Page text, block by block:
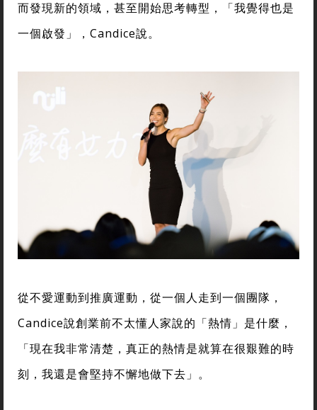
而發現新的領域，甚至開始思考轉型，「我覺得也是
一個啟發」，Candice說。
從不愛運動到推廣運動，從一個人走到一個團隊，
Candice說創業前不太懂人家說的「熱情」是什麼，
「現在我非常清楚，真正的熱情是就算在很艱難的時
刻，我還是會堅持不懈地做下去」。